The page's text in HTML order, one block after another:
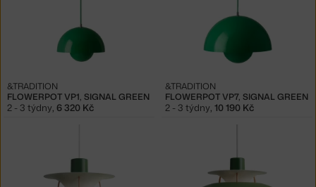
FLOWERPOT VP1, SIGNAL GREEN
&TRADITION
2 - 3 týdny 6 320 Kč
FLOWERPOT VP7, SIGNAL GREEN
&TRADITION
2 - 3 týdny 10 190 Kč